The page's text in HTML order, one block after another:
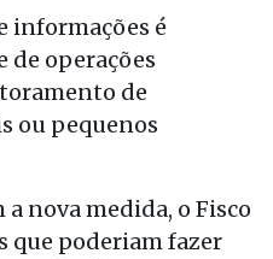
informações é
de operações
de
ou pequenos
a nova medida, o Fisco
que poderiam fazer